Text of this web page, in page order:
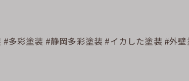
多彩塗装 #静岡多彩塗装 #イカした塗装 #外